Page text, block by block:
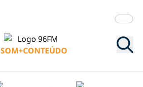
SOM+CONTEÚDO